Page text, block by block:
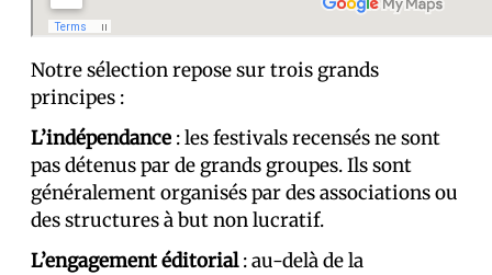
Notre sélection repose sur trois grands
principes :
L’indépendance : les festivals recensés ne sont
pas détenus par de grands groupes. Ils sont
généralement organisés par des associations ou
des structures à but non lucratif.
L’engagement éditorial: au-delà de la